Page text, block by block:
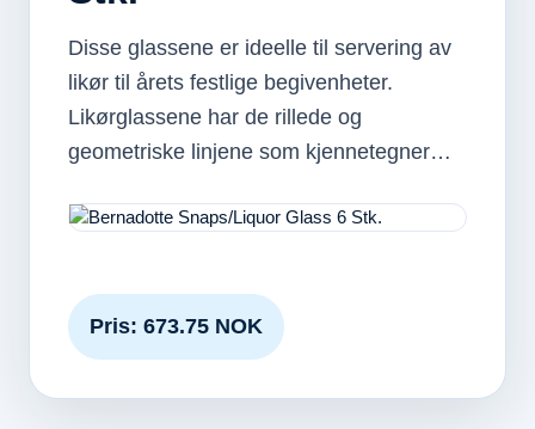
Disse glassene er ideelle til servering av
likør til årets festlige begivenheter.
Likørglassene har de rillede og
geometriske linjene som kjennetegner…
Pris: 673.75 NOK